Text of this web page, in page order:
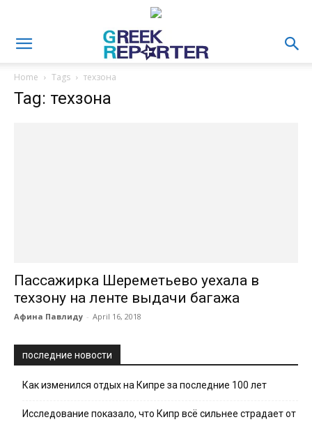
Home Tags техзона
Tag: техзона
Пассажирка Шереметьево уехала в
техзону на ленте выдачи багажа
Афина Павлиду - April 16, 2018
последние новости
Как изменился отдых на Кипре за последние 100 лет
Исследование показало, что Кипр всё сильнее страдает от